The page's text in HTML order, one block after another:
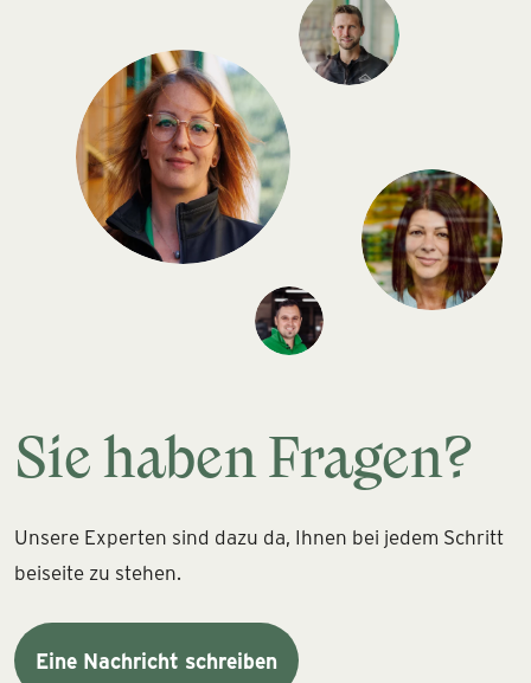
Sie haben Fragen?
Unsere Experten sind dazu da, Ihnen bei jedem Schritt
beiseite zu stehen.
Eine Nachricht schreiben